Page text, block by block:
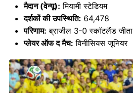
मैदान (वेन्यू): मियामी स्टेडियम
दर्शकों की उपस्थिति: 64,478
परिणाम: ब्राजील 3-0 स्कॉटलैंड जीता
प्लेयर ऑफ द मैच: विनीसियस जूनियर